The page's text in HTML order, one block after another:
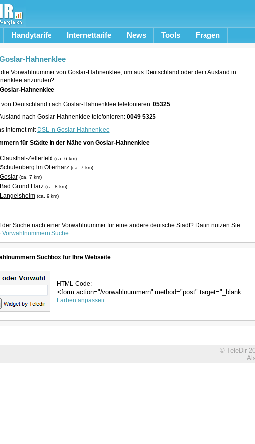
Handytarife Internettarife News Tools Fragen
Hahnenklee
Vorwahlnummer von Goslar-Hahnenklee, um aus Deutschland oder dem Ausland in
anzurufen?
Hahnenklee
Deutschland nach Goslar-Hahnenklee telefonieren: 05325
nach Goslar-Hahnenklee telefonieren: 0049 5325
Internet mit DSL in Goslar-Hahnenklee
für Städte in der Nähe von Goslar-Hahnenklee
Zellerfeld (ca. 6 km)
im Oberharz (ca. 7 km)
(ca. 7 km)
Grund Harz (ca. 8 km)
(ca. 9 km)
der Suche nach einer Vorwahlnummer für eine andere deutsche Stadt? Dann nutzen Sie
Vorwahlnummern Suche.
Suchbox für Ihre Webseite
HTML-Code:
Farben anpassen
© TeleDir